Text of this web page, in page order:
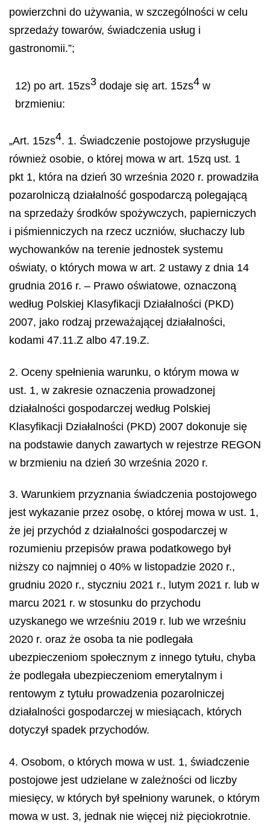
powierzchni do używania, w szczególności w celu
sprzedaży towarów, świadczenia usług i
gastronomii.”;
12) po art. 15zs3 dodaje się art. 15zs4 w
brzmieniu:
„Art. 15zs4. 1. Świadczenie postojowe przysługuje
również osobie, o której mowa w art. 15zq ust. 1
pkt 1, która na dzień 30 września 2020 r. prowadziła
pozarolniczą działalność gospodarczą polegającą
na sprzedaży środków spożywczych, papierniczych
i piśmienniczych na rzecz uczniów, słuchaczy lub
wychowanków na terenie jednostek systemu
oświaty, o których mowa w art. 2 ustawy z dnia 14
grudnia 2016 r. – Prawo oświatowe, oznaczoną
według Polskiej Klasyfikacji Działalności (PKD)
2007, jako rodzaj przeważającej działalności,
kodami 47.11.Z albo 47.19.Z.
2. Oceny spełnienia warunku, o którym mowa w
ust. 1, w zakresie oznaczenia prowadzonej
działalności gospodarczej według Polskiej
Klasyfikacji Działalności (PKD) 2007 dokonuje się
na podstawie danych zawartych w rejestrze REGON
w brzmieniu na dzień 30 września 2020 r.
3. Warunkiem przyznania świadczenia postojowego
jest wykazanie przez osobę, o której mowa w ust. 1,
że jej przychód z działalności gospodarczej w
rozumieniu przepisów prawa podatkowego był
niższy co najmniej o 40% w listopadzie 2020 r.,
grudniu 2020 r., styczniu 2021 r., lutym 2021 r. lub w
marcu 2021 r. w stosunku do przychodu
uzyskanego we wrześniu 2019 r. lub we wrześniu
2020 r. oraz że osoba ta nie podlegała
ubezpieczeniom społecznym z innego tytułu, chyba
że podlegała ubezpieczeniom emerytalnym i
rentowym z tytułu prowadzenia pozarolniczej
działalności gospodarczej w miesiącach, których
dotyczył spadek przychodów.
4. Osobom, o których mowa w ust. 1, świadczenie
postojowe jest udzielane w zależności od liczby
miesięcy, w których był spełniony warunek, o którym
mowa w ust. 3, jednak nie więcej niż pięciokrotnie.